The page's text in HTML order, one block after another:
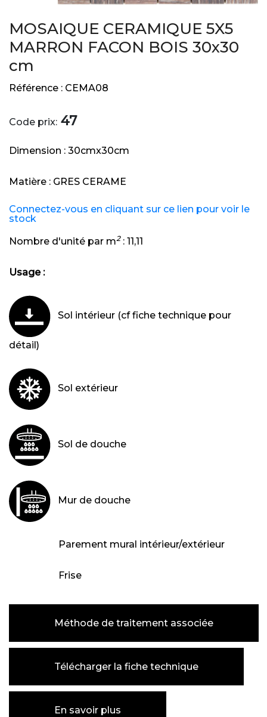
MOSAIQUE CERAMIQUE 5X5
MARRON FACON BOIS 30x30
cm
Référence : CEMA08
Code prix: 47
Dimension : 30cmx30cm
Matière : GRES CERAME
Connectez-vous en cliquant sur ce lien pour voir le
stock
Nombre d'unité par m2: 11,11
Usage :
Sol intérieur (cf fiche technique pour
détail)
Sol extérieur
Sol de douche
Mur de douche
Parement mural intérieur/extérieur
Frise
Méthode de traitement associée
Télécharger la fiche technique
En savoir plus